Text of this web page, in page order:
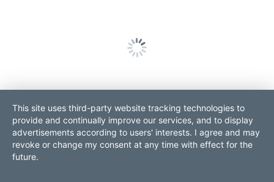
contact
login
sitemap
imprint
data protection
ROLF POPP PRO Consult
This site uses third-party website tracking technologies to
provide and continually improve our services, and to display
advertisements according to users' interests. I agree and may
revoke or change my consent at any time with effect for the
future.